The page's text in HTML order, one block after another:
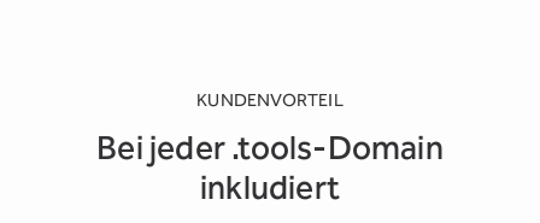
KUNDENVORTEIL
Bei jeder .tools-Domain
inkludiert